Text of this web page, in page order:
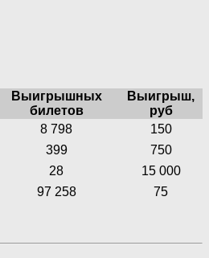
Выигрышных
билетов
Выигрыш,
руб
8 798
150
399
750
28
15 000
97 258 75